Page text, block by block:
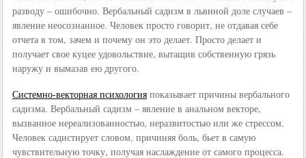
разводу – ошибочно. Вербальный садизм в львиной доле случаев –
явление неосознанное. Человек просто говорит, не отдавая себе
отчета в том, зачем и почему он это делает. Просто делает и
получает свое куцее удовольствие, вытащив собственную грязь
наружу и вымазав ею другого.
Системно-векторная психологияпоказывает причины вербального
садизма. Вербальный садизм – явление в анальном векторе,
вызванное нереализованностью, неразвитостью или же стрессом.
Человек садистирует словом, причиняя боль, бьет в самую
чувствительную точку, получая наслаждение от самого процесса.